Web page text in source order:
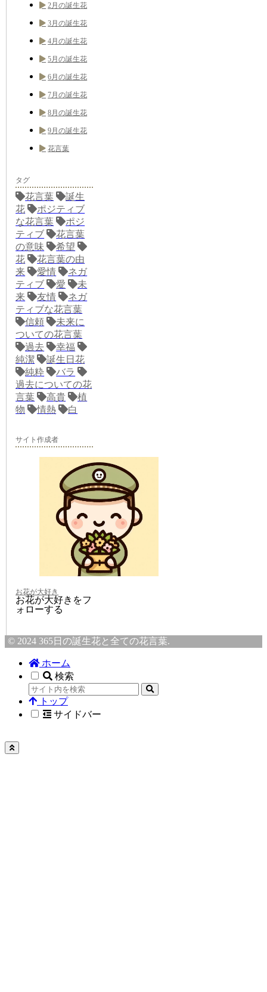
2月の誕生花
3月の誕生花
4月の誕生花
5月の誕生花
6月の誕生花
7月の誕生花
8月の誕生花
9月の誕生花
花言葉
タグ
花言葉
誕生
花
ポジティブ
な花言葉
ポジ
ティブ
花言葉
の意味
希望
花
花言葉の由
来
愛情
ネガ
ティブ
愛
未
来
友情
ネガ
ティブな花言葉
信頼
未来に
ついての花言葉
過去
幸福
純潔
誕生日花
純粋
バラ
過去についての花
言葉
高貴
植
物
情熱 白
サイト作成者
お花が大好き
お花が大好きをフ
ォローする
© 2024 365日の誕生花と全ての花言葉.
ホーム
検索
トップ
サイドバー